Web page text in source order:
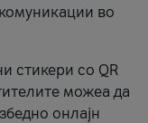
во
стикери со QR
можеа да
онлајн